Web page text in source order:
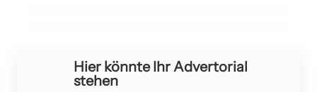
Hier könnte Ihr Advertorial
stehen